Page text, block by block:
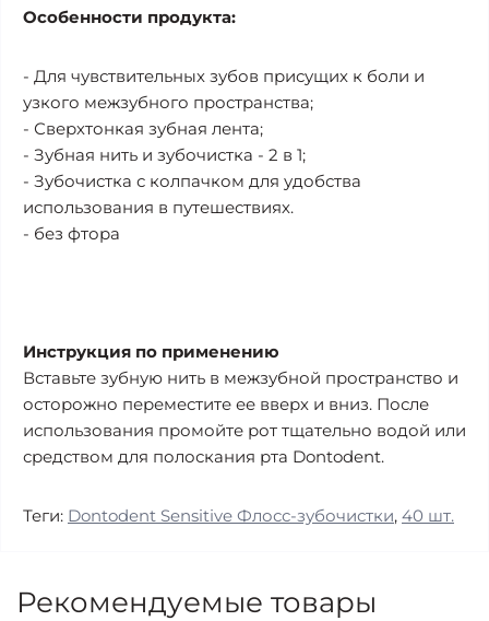
Особенности продукта:
- Для чувствительных зубов присущих к боли и
узкого межзубного пространства;
- Сверхтонкая зубная лента;
- Зубная нить и зубочистка - 2 в 1;
- Зубочистка с колпачком для удобства
использования в путешествиях.
- без фтора
Инструкция по применению
Вставьте зубную нить в межзубной пространство и
осторожно переместите ее вверх и вниз. После
использования промойте рот тщательно водой или
средством для полоскания рта Dontodent.
Теги: Dontodent Sensitive Флосс-зубочистки, 40 шт.
Рекомендуемые товары